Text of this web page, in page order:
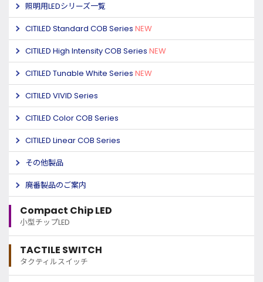
照明用LEDシリーズ一覧
CITILED Standard COB Series NEW
CITILED High Intensity COB Series NEW
CITILED Tunable White Series NEW
CITILED VIVID Series
CITILED Color COB Series
CITILED Linear COB Series
その他製品
廃番製品のご案内
Compact Chip LED
小型チップLED
TACTILE SWITCH
タクティルスイッチ